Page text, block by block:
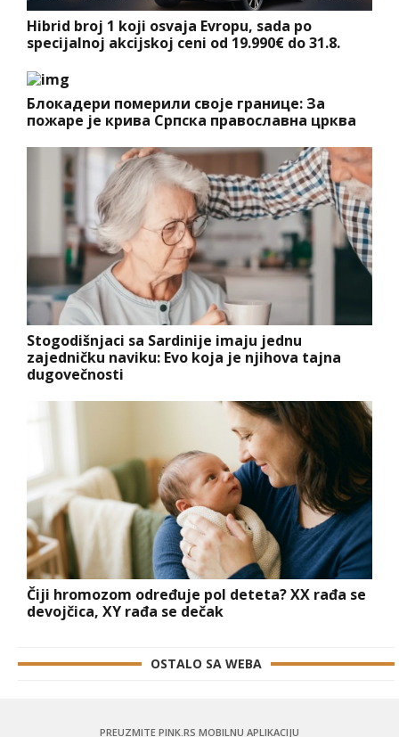
Hibrid broj 1 koji osvaja Evropu, sada po
specijalnoj akcijskoj ceni od 19.990€ do 31.8.
Блокадери померили своје границе: За
пожаре је крива Српска православна црква
Stogodišnjaci sa Sardinije imaju jednu
zajedničku naviku: Evo koja je njihova tajna
dugovečnosti
Čiji hromozom određuje pol deteta? XX rađa se
devojčica, XY rađa se dečak
OSTALO SA WEBA
PREUZMITE PINK.RS MOBILNU APLIKACIJU